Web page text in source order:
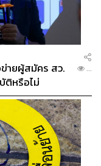
ายผู้สมัคร สว.
หรือไม่
...